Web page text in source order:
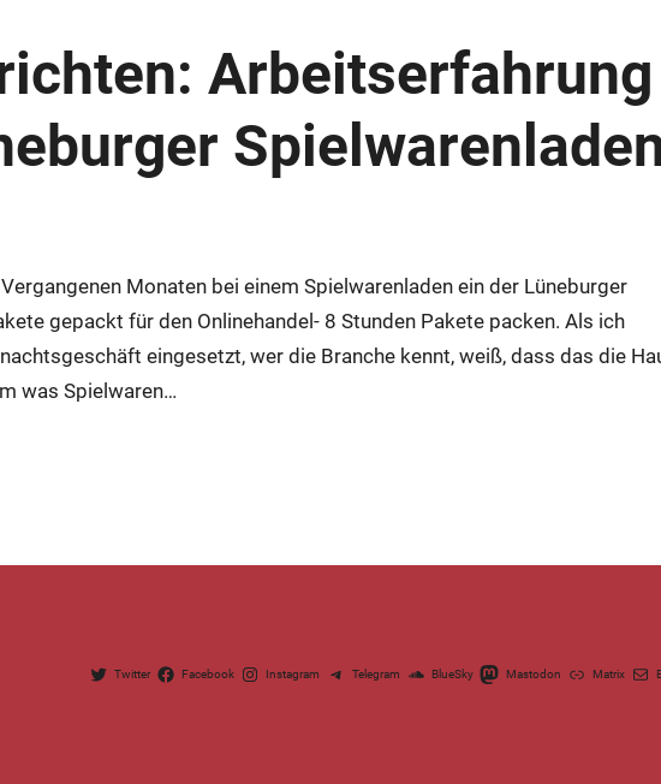
Arbeitserfahrung
Monaten bei einem Spielwarenladen ein der Lüneburger
gepackt für den Onlinehandel- 8 Stunden Pakete packen. Als ich
eingesetzt, wer die Branche kennt, weiß, dass das die
was Spielwaren…
Twitter Facebook Instagram Telegram BlueSky Mastodon Matrix